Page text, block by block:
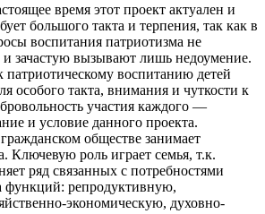
время этот проект актуален и
большого такта и терпения, так как в
воспитания патриотизма не
зачастую вызывают лишь недоумение.
воспитанию детей
особого такта, внимания и чуткости к
участия каждого —
и условие данного проекта.
обществе занимает
Ключевую роль играет семья, т.к.
ряд связанных с потребностями
функций: репродуктивную,
экономическую, духовно-